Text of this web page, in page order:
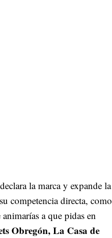
la marca y expande la
competencia directa, como
a que pidas en
Obregón, La Casa de